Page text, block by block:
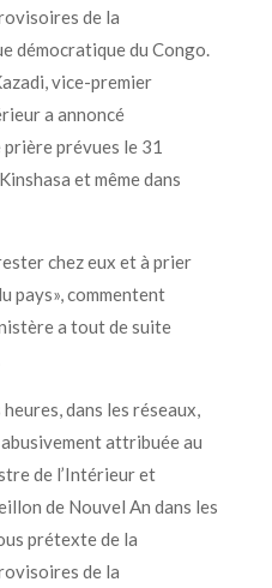
de la
démocratique du Congo.
vice-premier
a annoncé
prière prévues le 31
et même dans
chez eux et à prier
pays»,commentent
a tout de suite
dans les réseaux,
attribuée au
de l’Intérieur et
de Nouvel An dans les
prétexte de la
de la